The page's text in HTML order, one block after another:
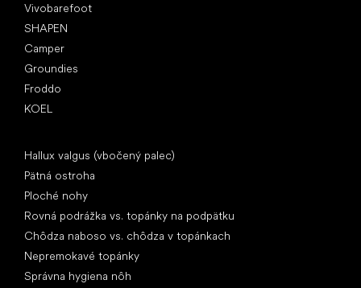
Vivobarefoot
SHAPEN
Camper
Groundies
Froddo
KOEL
Hallux valgus (vbočený palec)
Pätná ostroha
Ploché nohy
Rovná podrážka vs. topánky na podpätku
Chôdza naboso vs. chôdza v topánkach
Nepremokavé topánky
Správna hygiena nôh